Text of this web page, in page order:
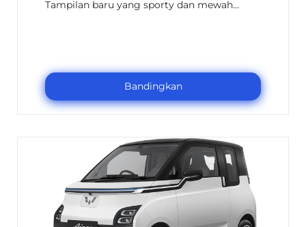
Tampilan baru yang sporty dan mewah...
Bandingkan